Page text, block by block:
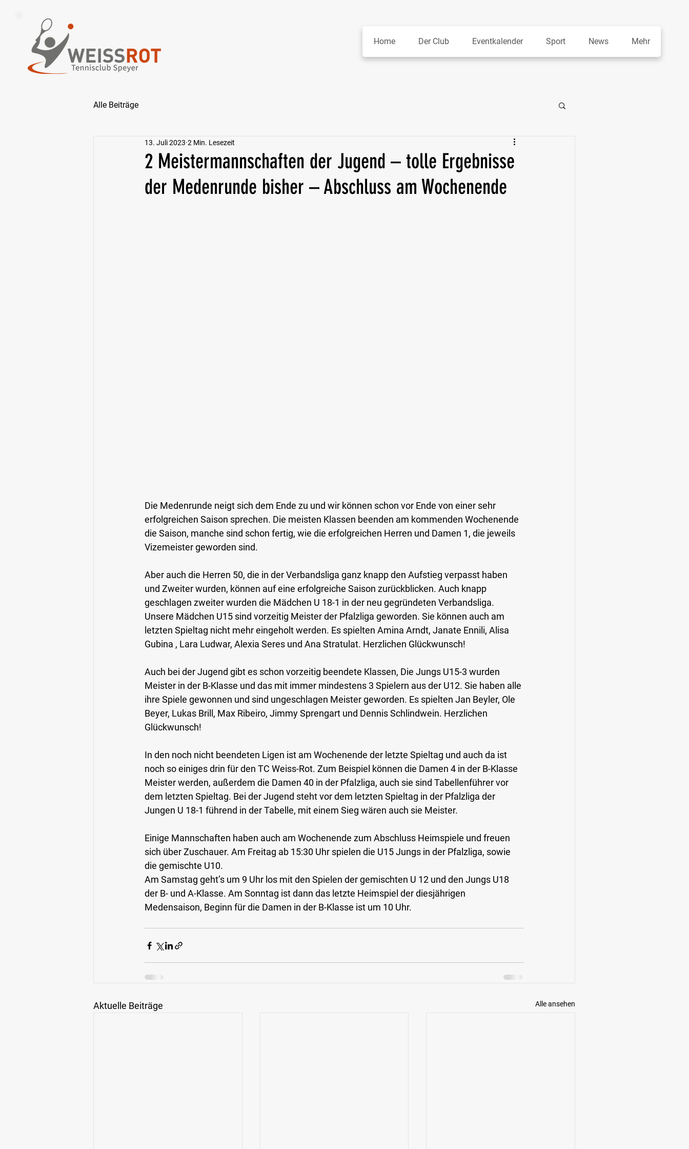
Home Der Club Eventkalender Sport News Mehr
Alle Beiträge
2 Meistermannschaften der Jugend – tolle Ergebnisse
der Medenrunde bisher – Abschluss am Wochenende
13. Juli 2023 2 Min. Lesezeit
Die Medenrunde neigt sich dem Ende zu und wir können schon vor Ende von einer sehr
erfolgreichen Saison sprechen. Die meisten Klassen beenden am kommenden Wochenende
die Saison, manche sind schon fertig, wie die erfolgreichen Herren und Damen 1, die jeweils
Vizemeister geworden sind.
Aber auch die Herren 50, die in der Verbandsliga ganz knapp den Aufstieg verpasst haben
und Zweiter wurden, können auf eine erfolgreiche Saison zurückblicken. Auch knapp
geschlagen zweiter wurden die Mädchen U 18-1 in der neu gegründeten Verbandsliga.
Unsere Mädchen U15 sind vorzeitig Meister der Pfalzliga geworden. Sie können auch am
letzten Spieltag nicht mehr eingeholt werden. Es spielten Amina Arndt, Janate Ennili, Alisa
Gubina , Lara Ludwar, Alexia Seres und Ana Stratulat. Herzlichen Glückwunsch!
Auch bei der Jugend gibt es schon vorzeitig beendete Klassen, Die Jungs U15-3 wurden
Meister in der B-Klasse und das mit immer mindestens 3 Spielern aus der U12. Sie haben alle
ihre Spiele gewonnen und sind ungeschlagen Meister geworden. Es spielten Jan Beyler, Ole
Beyer, Lukas Brill, Max Ribeiro, Jimmy Sprengart und Dennis Schlindwein. Herzlichen
Glückwunsch!
In den noch nicht beendeten Ligen ist am Wochenende der letzte Spieltag und auch da ist
noch so einiges drin für den TC Weiss-Rot. Zum Beispiel können die Damen 4 in der B-Klasse
Meister werden, außerdem die Damen 40 in der Pfalzliga, auch sie sind Tabellenführer vor
dem letzten Spieltag. Bei der Jugend steht vor dem letzten Spieltag in der Pfalzliga der
Jungen U 18-1 führend in der Tabelle, mit einem Sieg wären auch sie Meister.
Einige Mannschaften haben auch am Wochenende zum Abschluss Heimspiele und freuen
sich über Zuschauer. Am Freitag ab 15:30 Uhr spielen die U15 Jungs in der Pfalzliga, sowie
die gemischte U10.
Am Samstag geht’s um 9 Uhr los mit den Spielen der gemischten U 12 und den Jungs U18
der B- und A-Klasse. Am Sonntag ist dann das letzte Heimspiel der diesjährigen
Medensaison, Beginn für die Damen in der B-Klasse ist um 10 Uhr.
Aktuelle Beiträge Alle ansehen